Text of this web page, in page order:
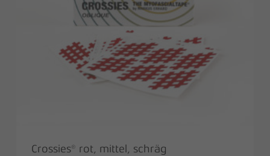
Crossies® rot, mittel, schräg